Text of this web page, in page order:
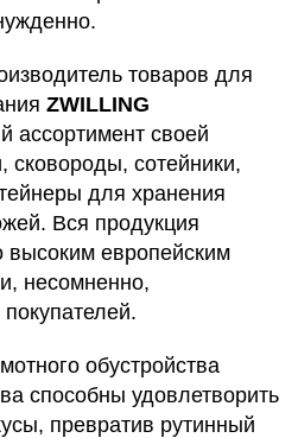
товаров для
ZWILLING
ассортимент своей
сковороды, сотейники,
для хранения
Вся продукция
высоким европейским
несомненно,
обустройства
способны удовлетворить
превратив рутинный